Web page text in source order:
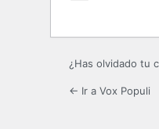
¿Has olvidado tu
← Ir a Vox Populi